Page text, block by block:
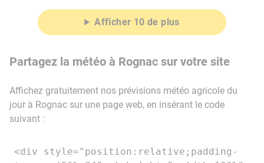
Afficher 10 de plus
Partagez la météo à Rognac sur votre site
Affichez gratuitement nos prévisions météo agricole du
jour à Rognac sur une page web, en insérant le code
suivant :